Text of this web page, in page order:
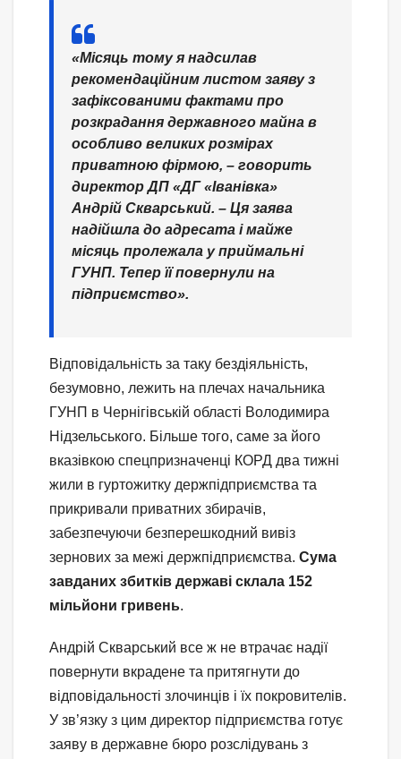
«Місяць тому я надсилав
рекомендаційним листом заяву з
зафіксованими фактами про
розкрадання державного майна в
особливо великих розмірах
приватною фірмою, – говорить
директор ДП «ДГ «Іванівка»
Андрій Скварський. – Ця заява
надійшла до адресата і майже
місяць пролежала у приймальні
ГУНП. Тепер її повернули на
підприємство».
Відповідальність за таку бездіяльність,
безумовно, лежить на плечах начальника
ГУНП в Чернігівській області Володимира
Нідзельського. Більше того, саме за його
вказівкою спецпризначенці КОРД два тижні
жили в гуртожитку держпідприємства та
прикривали приватних збирачів,
забезпечуючи безперешкодний вивіз
зернових за межі держпідприємства. Сума
завданих збитків державі склала 152
мільйони гривень.
Андрій Скварський все ж не втрачає надії
повернути вкрадене та притягнути до
відповідальності злочинців і їх покровителів.
У зв’язку з цим директор підприємства готує
заяву в державне бюро розслідувань з